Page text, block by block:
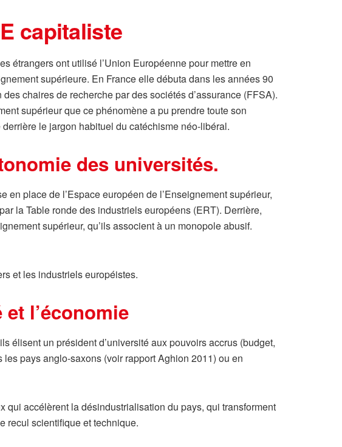
capitaliste
étrangers ont utilisé l’Union Européenne pour mettre en
supérieure. En France elle débuta dans les années 90
chaires de recherche par des sociétés d’assurance (FFSA).
supérieur que ce phénomène a pu prendre toute son
le jargon habituel du catéchisme néo-libéral.
des universités.
en place de l’Espace européen de l’Enseignement supérieur,
la Table ronde des industriels européens (ERT). Derrière,
supérieur, qu’ils associent à un monopole abusif.
et les industriels européistes.
l’économie
élisent un président d’université aux pouvoirs accrus (budget,
pays anglo-saxons (voir rapport Aghion 2011) ou en
qui accélèrent la désindustrialisation du pays, qui transforment
recul scientifique et technique.